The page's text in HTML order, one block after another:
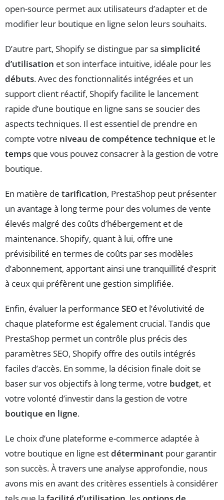
open-source permet aux utilisateurs d’adapter et de
modifier leur boutique en ligne selon leurs souhaits.
D’autre part, Shopify se distingue par sa simplicité
d’utilisation et son interface intuitive, idéale pour les
débuts. Avec des fonctionnalités intégrées et un
support client réactif, Shopify facilite le lancement
rapide d’une boutique en ligne sans se soucier des
aspects techniques. Il est essentiel de prendre en
compte votre niveau de compétence technique et le
temps que vous pouvez consacrer à la gestion de votre
boutique.
En matière de tarification, PrestaShop peut présenter
un avantage à long terme pour des volumes de vente
élevés malgré des coûts d’hébergement et de
maintenance. Shopify, quant à lui, offre une
prévisibilité en termes de coûts par ses modèles
d’abonnement, apportant ainsi une tranquillité d’esprit
à ceux qui préfèrent une gestion simplifiée.
Enfin, évaluer la performance SEO et l’évolutivité de
chaque plateforme est également crucial. Tandis que
PrestaShop permet un contrôle plus précis des
paramètres SEO, Shopify offre des outils intégrés
faciles d’accès. En somme, la décision finale doit se
baser sur vos objectifs à long terme, votre budget, et
votre volonté d’investir dans la gestion de votre
boutique en ligne.
Le choix d’une plateforme e-commerce adaptée à
votre boutique en ligne estdéterminant pour garantir
son succès. À travers une analyse approfondie, nous
avons mis en avant des critères essentiels à considérer